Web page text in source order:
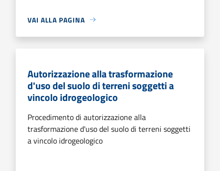
VAI ALLA PAGINA
Autorizzazione alla trasformazione
d'uso del suolo di terreni soggetti a
vincolo idrogeologico
Procedimento di autorizzazione alla
trasformazione d'uso del suolo di terreni soggetti
a vincolo idrogeologico